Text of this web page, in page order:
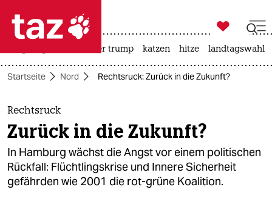
 taz zahl ich
taz zahl ich
themen
politik
öko
gesellschaft

taz zahl ich
usa unter trump katzen hitze landtagswahl
Startseite Nord Rechtsruck: Zurück in die Zukunft?
Rechtsruck
Zurück in die Zukunft?
In Hamburg wächst die Angst vor einem politischen
Rückfall: Flüchtlingskrise und Innere Sicherheit
gefährden wie 2001 die rot-grüne Koalition.